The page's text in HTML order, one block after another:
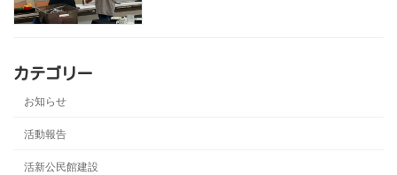
カテゴリー
お知らせ
活動報告
活新公民館建設